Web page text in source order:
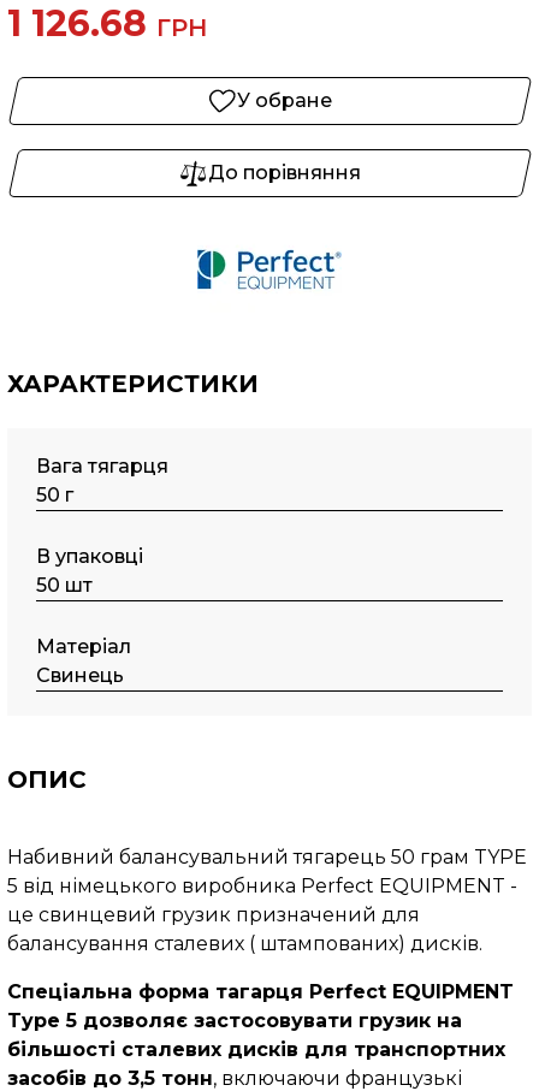
1 126.68 ГРН
У обране
До порівняння
ХАРАКТЕРИСТИКИ
Вага тягарця
50 г
В упаковці
50 шт
Матеріал
Свинець
ОПИС
Набивний балансувальний тягарець 50 грам TYPE
5 від німецького виробника Perfect EQUIPMENT -
це свинцевий грузик призначений для
балансування сталевих ( штампованих) дисків.
Спеціальна форма тагарця Perfect EQUIPMENT
Typе 5 дозволяє застосовувати грузик на
більшості сталевих дисків для транспортних
засобів до 3,5 тонн, включаючи французькі